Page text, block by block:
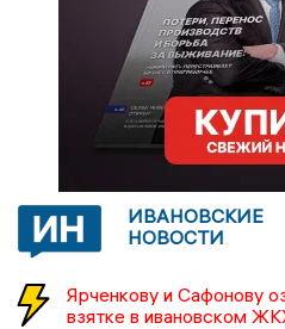
ИВАНОВСКИЕ
НОВОСТИ
Ярченкову и Сафонову
взятке в ивановском